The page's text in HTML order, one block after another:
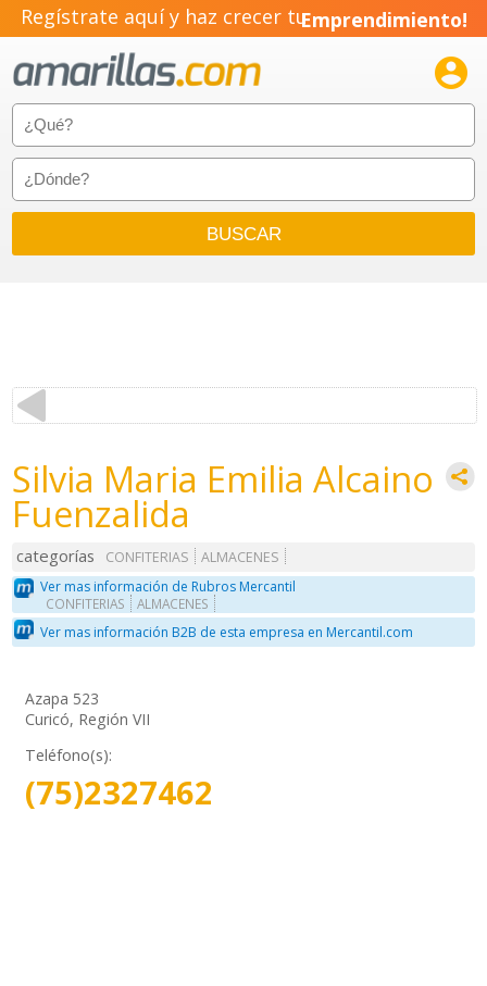
Regístrate aquí y haz crecer tuEmprendimiento!

Silvia Maria Emilia Alcaino
Fuenzalida
categorías CONFITERIAS
ALMACENES
Ver mas información de Rubros Mercantil
CONFITERIAS ALMACENES
Ver mas información B2B de esta empresa en Mercantil.com
Azapa 523
Curicó, Región VII
Teléfono(s):
(75)2327462